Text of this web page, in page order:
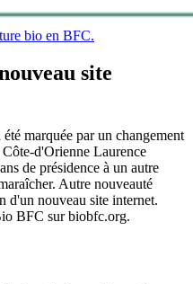
bio en BFC.
site
marquée par un changement
d'Orienne Laurence
de présidence à un autre
Autre nouveauté
d'un nouveau site internet.
BFC sur biobfc.org.